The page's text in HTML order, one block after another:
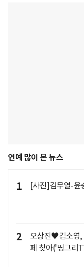
연예 많이 본 뉴스
1 [사진]김무열-윤
2
오상진♥김소영,
페 찾아('띵그리